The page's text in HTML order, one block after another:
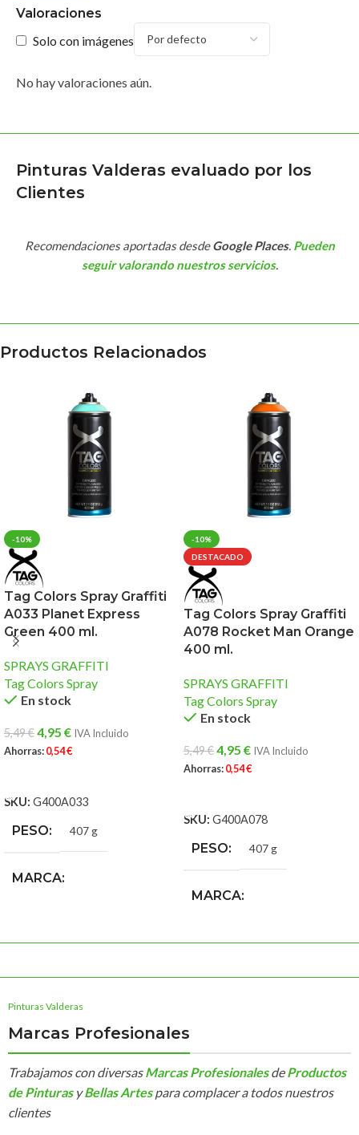
Valoraciones
Solo con imágenes
No hay valoraciones aún.
Pinturas Valderas evaluado por los
Clientes
Recomendaciones aportadas desdeGoogle Places. Pueden
seguir valorando nuestros servicios.
Productos Relacionados
-10%
Tag Colors Spray Graffiti
A033 Planet Express
Green 400 ml.
SPRAYS GRAFFITI
Tag Colors Spray
En stock
5,49€4,95 € IVA Incluido
Ahorras:0,54€
SKU: G400A033
PESO 407 g
MARCA
-10%
DESTACADO
Tag Colors Spray Graffiti
A078 Rocket Man Orange
400 ml.
SPRAYS GRAFFITI
Tag Colors Spray
En stock
5,49€4,95 € IVA Incluido
Ahorras:0,54€
SKU: G400A078
PESO 407 g
MARCA
Pinturas Valderas
Marcas Profesionales
Trabajamos con diversasMarcas Profesionales deProductos
de Pinturas yBellas Artespara complacer a todos nuestros
clientes